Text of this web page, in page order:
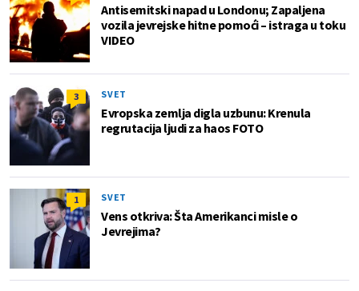
Antisemitski napad u Londonu; Zapaljena
vozila jevrejske hitne pomoći – istraga u toku
VIDEO
3 SVET
Evropska zemlja digla uzbunu: Krenula
regrutacija ljudi za haos FOTO
1 SVET
Vens otkriva: Šta Amerikanci misle o
Jevrejima?